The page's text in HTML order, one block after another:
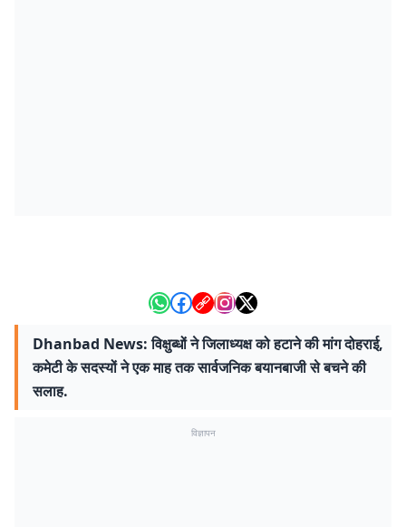
Dhanbad News: विक्षुब्धों ने जिलाध्यक्ष को हटाने की मांग दोहराई,
कमेटी के सदस्यों ने एक माह तक सार्वजनिक बयानबाजी से बचने की
सलाह.
विज्ञापन